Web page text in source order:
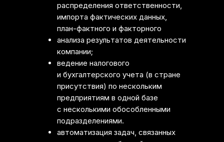
распределения ответственности,
импорта фактических данных,
план-фактного и факторного
анализа результатов деятельности
компании;
ведение налогового
и бухгалтерского учета (в стране
присутствия) по нескольким
предприятиям в одной базе
с несколькими обособленными
подразделениями.
автоматизация задач, связанных